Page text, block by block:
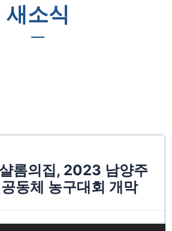
새소식
롬의집, 2023 남양주
동체 농구대회 개막